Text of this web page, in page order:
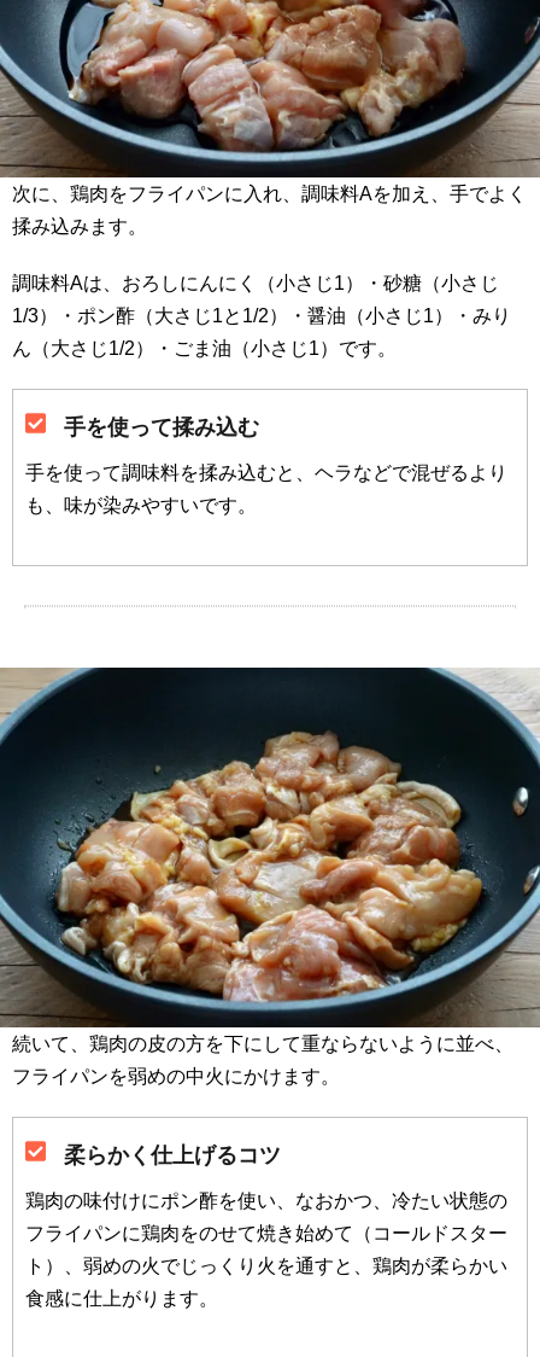
次に、鶏肉をフライパンに入れ、調味料Aを加え、手でよく
揉み込みます。
調味料Aは、おろしにんにく（小さじ1）・砂糖（小さじ
1/3）・ポン酢（大さじ1と1/2）・醤油（小さじ1）・みり
ん（大さじ1/2）・ごま油（小さじ1）です。
手を使って揉み込む
手を使って調味料を揉み込むと、ヘラなどで混ぜるより
も、味が染みやすいです。
続いて、鶏肉の皮の方を下にして重ならないように並べ、
フライパンを弱めの中火にかけます。
柔らかく仕上げるコツ
鶏肉の味付けにポン酢を使い、なおかつ、冷たい状態の
フライパンに鶏肉をのせて焼き始めて（コールドスター
ト）、弱めの火でじっくり火を通すと、鶏肉が柔らかい
食感に仕上がります。